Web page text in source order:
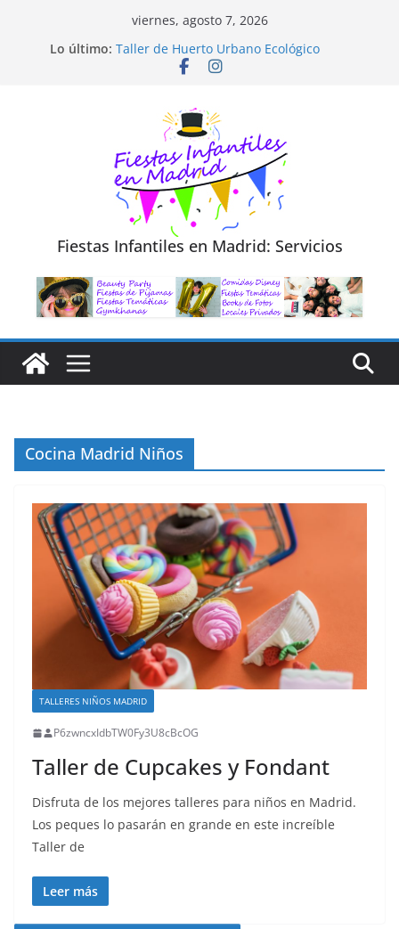
viernes, agosto 7, 2026
Lo último: Taller de Huerto Urbano Ecológico
TALLER FOTOGRAFÍA LA NATURALEZA
Trivial Virtual para niños
Fiestas Infantiles en Madrid: Servicios
Cocina Madrid Niños
TALLERES NIÑOS MADRID
P6zwncxIdbTW0Fy3U8cBcOG
Taller de Cupcakes y Fondant
Disfruta de los mejores talleres para niños en Madrid.
Los peques lo pasarán en grande en este increíble
Taller de
Leer más